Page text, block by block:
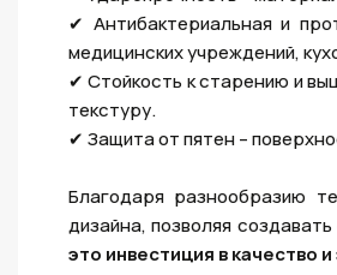
✔ Антибактериальная и
медицинских учреждений,
✔ Стойкость к старению и
текстуру.
✔ Защита от пятен –
Благодаря разнообразию
дизайна, позволяя
это инвестиция в качество